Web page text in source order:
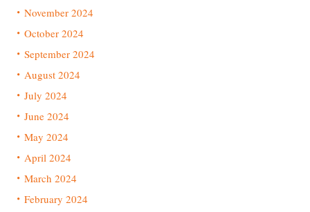
November 2024
October 2024
September 2024
August 2024
July 2024
June 2024
May 2024
April 2024
March 2024
February 2024